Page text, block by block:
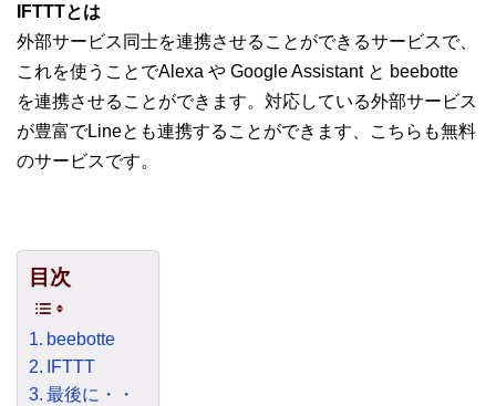
IFTTTとは
外部サービス同士を連携させることができるサービスで、
これを使うことでAlexa や Google Assistant と beebotte
を連携させることができます。対応している外部サービス
が豊富でLineとも連携することができます、こちらも無料
のサービスです。
目次
beebotte
IFTTT
最後に・・